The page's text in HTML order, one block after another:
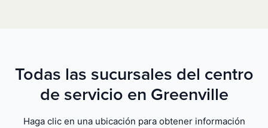
Todas las sucursales del centro
de servicio en Greenville
Haga clic en una ubicación para obtener información